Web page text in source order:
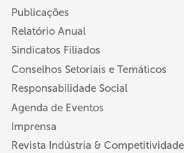
Publicações
Relatório Anual
Sindicatos Filiados
Conselhos Setoriais e Temáticos
Responsabilidade Social
Agenda de Eventos
Imprensa
Revista Indústria & Competitividade